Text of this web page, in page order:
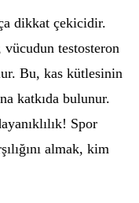
dikkat çekicidir.
testosteron
Bu, kas kütlesinin
katkıda bulunur.
Spor
almak, kim